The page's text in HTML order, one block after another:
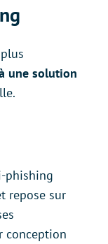
une solution
phishing
repose sur
conception